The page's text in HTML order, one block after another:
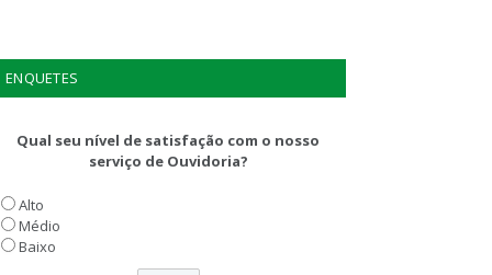
ENQUETES
Qual seu nível de satisfação com o nosso
serviço de Ouvidoria?
Alto
Médio
Baixo